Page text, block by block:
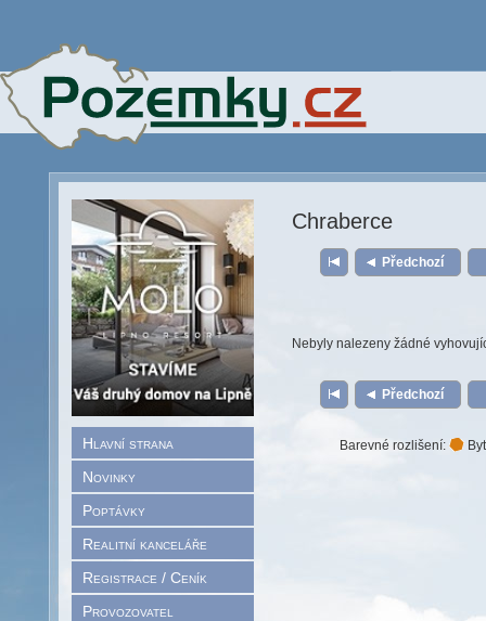
Hlavní strana
Novinky
Poptávky
Realitní kanceláře
Registrace / Ceník
Provozovatel
Chraberce
Předchozí
Nebyly nalezeny žádné
Předchozí
Barevné rozlišení: